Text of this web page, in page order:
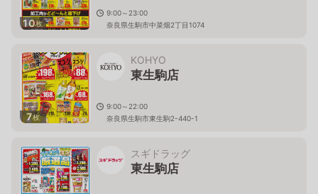
10枚
9:00～23:00
奈良県生駒市中菜畑2丁目1074
7枚
KOHYO
東生駒店
9:00～22:00
奈良県生駒市東生駒2-440-1
スギドラッグ
東生駒店